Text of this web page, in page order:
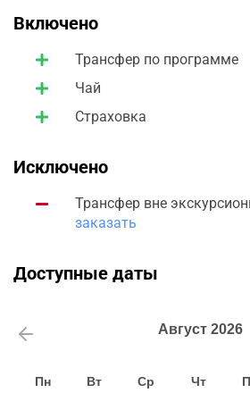
Включено
Трансфер по программе
Чай
Страховка
Исключено
Трансфер вне
заказать
Доступные даты
Август 2026
Пн Вт Ср Чт